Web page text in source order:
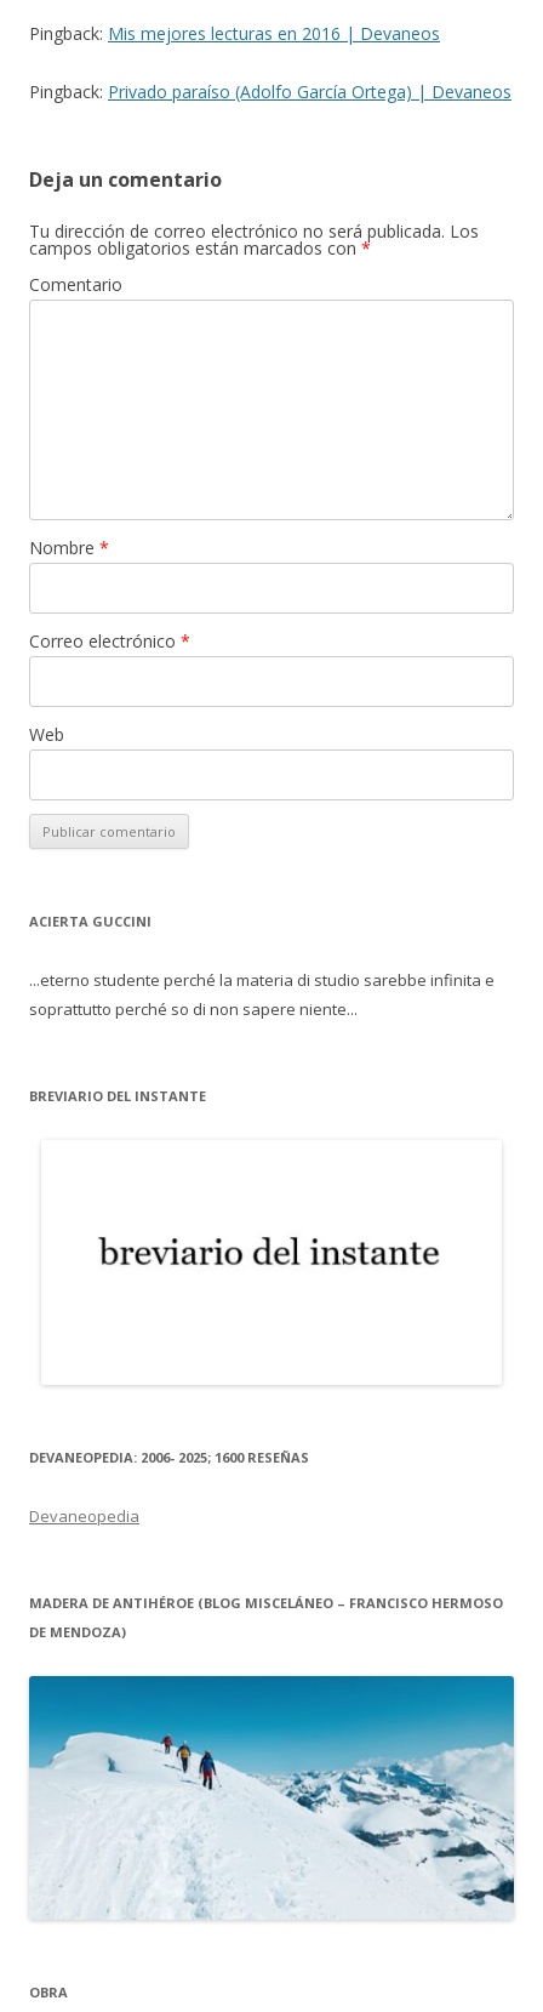
Pingback: Mis mejores lecturas en 2016 | Devaneos
Pingback: Privado paraíso (Adolfo García Ortega) | Devaneos
Deja un comentario
Tu dirección de correo electrónico no será publicada. Los
campos obligatorios están marcados con *
Comentario
Nombre *
Correo electrónico *
Web
ACIERTA GUCCINI
...eterno studente perché la materia di studio sarebbe infinita e
soprattutto perché so di non sapere niente...
BREVIARIO DEL INSTANTE
DEVANEOPEDIA: 2006- 2025; 1600 RESEÑAS
Devaneopedia
MADERA DE ANTIHÉROE (BLOG MISCELÁNEO – FRANCISCO HERMOSO
DE MENDOZA)
OBRA